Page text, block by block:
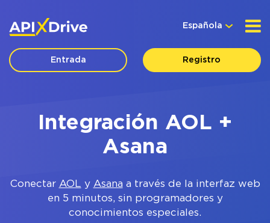
Española
Entrada Registro
Integración AOL +
Asana
Conectar AOL y Asana a través de la interfaz web
en 5 minutos, sin programadores y
conocimientos especiales.